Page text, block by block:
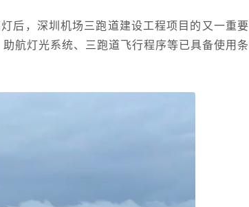
后，深圳机场三跑道建设工程项目的又一重要
航灯光系统、三跑道飞行程序等已具备使用条